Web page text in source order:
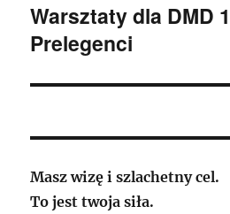
Następny
wpis:
Warsztaty dla DMD
Prelegenci
Masz wizę i szlachetny cel.
To jest twoja siła.